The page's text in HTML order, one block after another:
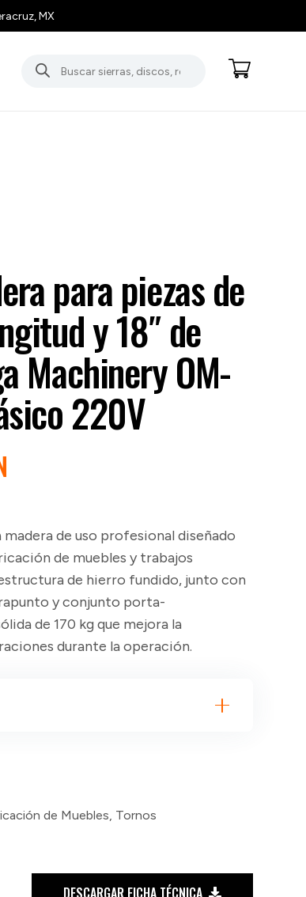
MX
Búsqueda
de
para piezas de
y 18″ de
Machinery OM-
220V
ES:
$49,200 MXN.
de uso profesional diseñado
de muebles y trabajos
de hierro fundido, junto con
y conjunto porta-
de 170 kg que mejora la
durante la operación.
de Muebles, Tornos